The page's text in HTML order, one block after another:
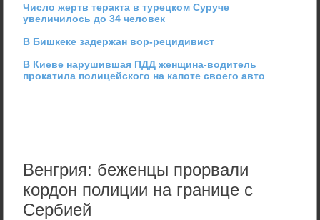
Число жертв теракта в турецком Суруче
увеличилось до 34 человек
В Бишкеке задержан вор-рецидивист
В Киеве нарушившая ПДД женщина-водитель
прокатила полицейского на капоте своего авто
Венгрия: беженцы прорвали
кордон полиции на границе с
Сербией